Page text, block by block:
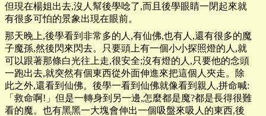
但現在楊姐出去,沒人幫後學唸了,而且後學眼睛一閉起來就
有很多可怕的景象出現在眼前。
那天晚上,後學看到非常多的人,有仙佛,也有人,還有很多的魔
子魔孫,然後閃來閃去。只要頭上有一個小小探照燈的人,就
可以跟著那條白光往上走,很安全;沒有燈的人,只要他的念頭
一跑出去,就突然有個東西從外面伸進來把這個人夾走。除
此之外,還看到仙佛。後學一看到仙佛就像看到親人,拼命喊:
「救命啊!」但是一轉身到另一邊,怎麼都是魔?都是長得很難
看的魔。也有黑黑一大塊會伸出一個吸盤來吸人的東西,後